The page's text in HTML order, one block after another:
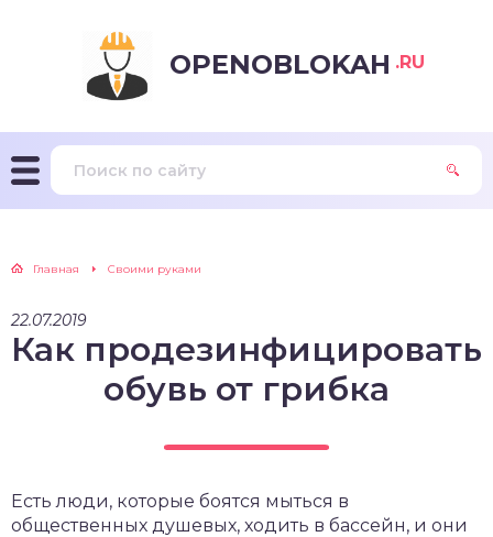
OPENOBLOKAH .RU
Главная Своими руками
22.07.2019
Как продезинфицировать
обувь от грибка
Есть люди, которые боятся мыться в
общественных душевых, ходить в бассейн, и они